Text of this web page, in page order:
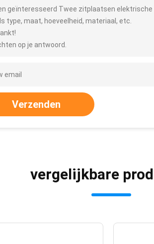
geïnteresseerd Twee zitplaatsen
type, maat, hoeveelheid, materiaal, etc.
op je antwoord.
Verzenden
vergelijkbare